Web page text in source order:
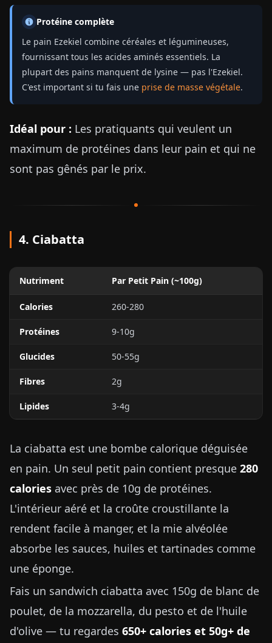
Protéine complète
Le pain Ezekiel combine céréales et légumineuses,
fournissant tous les acides aminés essentiels. La
plupart des pains manquent de lysine — pas l'Ezekiel.
C'est important si tu fais une prise de masse végétale.
Idéal pour : Les pratiquants qui veulent un
maximum de protéines dans leur pain et qui ne
sont pas gênés par le prix.
4. Ciabatta
Nutriment Par Petit Pain (~100g)
Calories 260-280
Protéines 9-10g
Glucides 50-55g
Fibres 2g
Lipides 3-4g
La ciabatta est une bombe calorique déguisée
en pain. Un seul petit pain contient presque 280
calories avec près de 10g de protéines.
L'intérieur aéré et la croûte croustillante la
rendent facile à manger, et la mie alvéolée
absorbe les sauces, huiles et tartinades comme
une éponge.
Fais un sandwich ciabatta avec 150g de blanc de
poulet, de la mozzarella, du pesto et de l'huile
d'olive — tu regardes 650+ calories et 50g+ de